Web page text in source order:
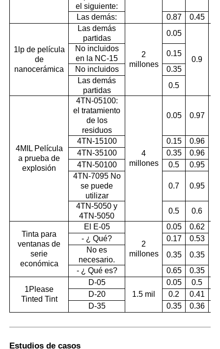
el siguiente:
Las demás: 0.87 0.45
1lp de película
de
nanocerámica
Las demás
partidas
2
millones
0.05
0.9
No incluidos
en la NC-15
0.15
No incluidos
0.35
Las demás
partidas
0.5
4MIL Película
a prueba de
explosión
4TN-05100:
el tratamiento
de los
residuos
4
millones
0.05 0.97
4TN-15100 0.15
0.96
4TN-35100
0.35
0.96
4TN-50100
0.5
0.95
4TN-7095 No
se puede
utilizar
0.7 0.95
4TN-5050 y
4TN-5050
0.5 0.6
Tinta para
ventanas de
serie
económica
El E-05
2
millones
0.05
0.62
- ¿ Qué?
0.17
0.53
No es
necesario.
0.35
0.35
- ¿ Qué es?
0.65 0.35
1Please
Tinted Tint
D-05
1.5 mil
0.05
0.5
D-20
0.2
0.41
D-35
0.35 0.36
Estudios de casos